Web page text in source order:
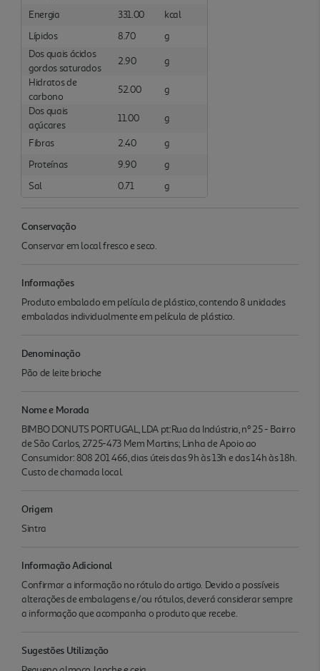
Energia
331.00
kcal
Lípidos
8.70
g
Dos quais ácidos
gordos saturados
2.90
g
Hidratos de
carbono
52.00
g
Dos quais
açúcares
11.00 g
Fibras 2.40
g
Proteínas
9.90
g
Sal
0.71 g
Conservação
Conservar em local fresco e seco.
Informações
Produto embalado em película de plástico, contendo 8 unidades
embaladas individualmente em película de plástico.
Denominação
Pão de leite brioche
Nome e Morada
BIMBO DONUTS PORTUGAL, LDA pt:Rua da Indústria, nº 25 - Bairro
de São Carlos, 2725-473 Mem Martins; Linha de Apoio ao
Consumidor: 808 201 466, dias úteis das 9h às 13h e das 14h às 18h.
Custo de chamada local.
Origem
Sintra
Informação Adicional
Confirmar a informação no rótulo do artigo. Devido a possíveis
alterações de embalagens e/ou rótulos, deverá considerar sempre
a informação que acompanha o produto que recebe.
Sugestões Utilização